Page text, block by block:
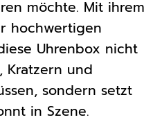
möchte. Mit ihrem
hochwertigen
Uhrenbox nicht
Kratzern und
sondern setzt
in Szene.